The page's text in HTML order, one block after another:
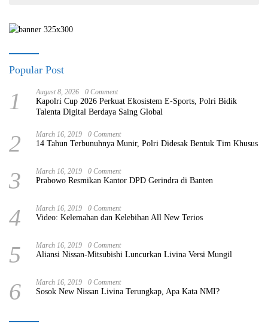
Popular Post
1 August 8, 2026 0 Comment
Kapolri Cup 2026 Perkuat Ekosistem E-Sports, Polri Bidik
Talenta Digital Berdaya Saing Global
2 March 16, 2019 0 Comment
14 Tahun Terbunuhnya Munir, Polri Didesak Bentuk Tim Khusus
3 March 16, 2019 0 Comment
Prabowo Resmikan Kantor DPD Gerindra di Banten
4 March 16, 2019 0 Comment
Video: Kelemahan dan Kelebihan All New Terios
5 March 16, 2019 0 Comment
Aliansi Nissan-Mitsubishi Luncurkan Livina Versi Mungil
6 March 16, 2019 0 Comment
Sosok New Nissan Livina Terungkap, Apa Kata NMI?